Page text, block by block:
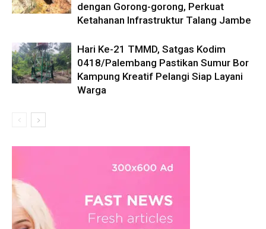
dengan Gorong-gorong, Perkuat
Ketahanan Infrastruktur Talang Jambe
Hari Ke-21 TMMD, Satgas Kodim
0418/Palembang Pastikan Sumur Bor
Kampung Kreatif Pelangi Siap Layani
Warga